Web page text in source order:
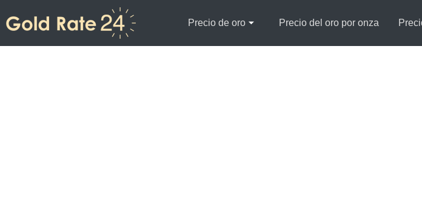
Precio de oro Precio del oro por onza